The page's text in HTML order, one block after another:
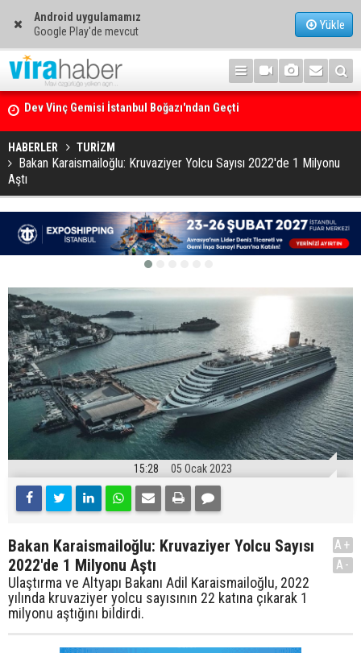
Android uygulamamız
Google Play'de mevcut
Yükle
Ege Denizi’nin En Büyük Mercan Ormanı
HABERLER TURİZM
Bakan Karaismailoğlu: Kruvaziyer Yolcu Sayısı 2022'de 1 Milyonu
Aştı
15:28 05 Ocak 2023
Bakan Karaismailoğlu: Kruvaziyer Yolcu Sayısı
2022'de 1 Milyonu Aştı
Ulaştırma ve Altyapı Bakanı Adil Karaismailoğlu, 2022
yılında kruvaziyer yolcu sayısının 22 katına çıkarak 1
milyonu aştığını bildirdi.
A+
A-